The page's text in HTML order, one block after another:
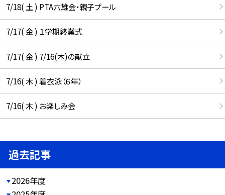
7/18( 土 ) PTA六雄会・親子プール
7/17( 金 ) １学期終業式
7/17( 金 ) 7/16(木)の献立
7/16( 木 ) 着衣泳（６年）
7/16( 木 ) お楽しみ会
過去記事
2026年度